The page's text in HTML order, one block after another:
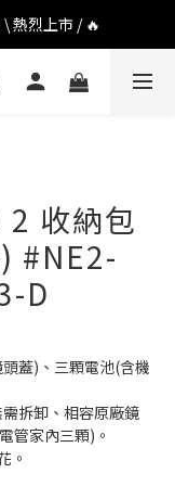
\ 熱烈上市 / 🔥
\ 熱烈上市 / 🔥
烈上市 / 🔥
熱烈上市 / 🔥
收納包
#NE2-
D
蓋)、三顆電池(含機
拆卸、相容原廠鏡
管家內三顆)。
。